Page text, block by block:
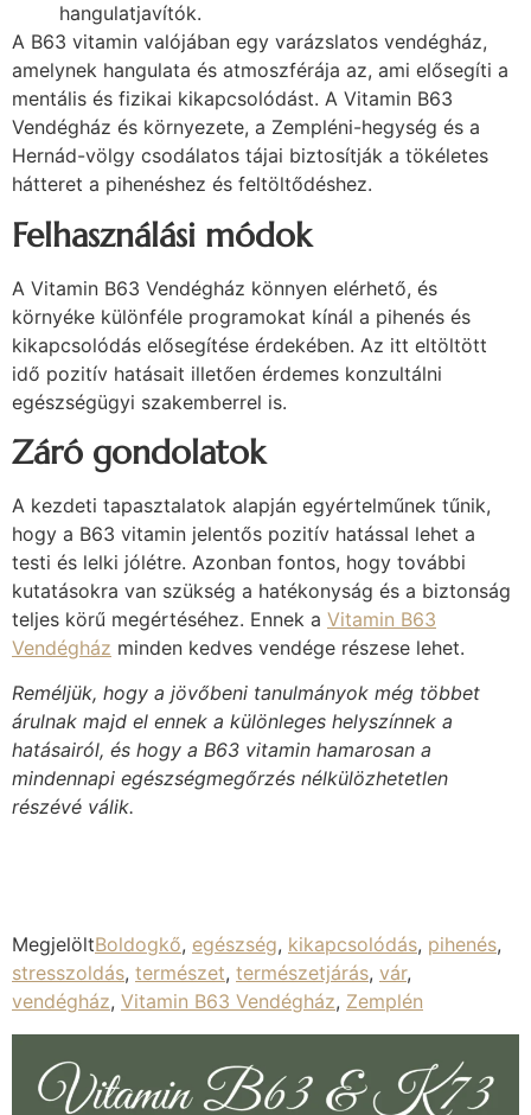
hangulatjavítók.
A B63 vitamin valójában egy varázslatos vendégház,
amelynek hangulata és atmoszférája az, ami elősegíti a
mentális és fizikai kikapcsolódást. A Vitamin B63
Vendégház és környezete, a Zempléni-hegység és a
Hernád-völgy csodálatos tájai biztosítják a tökéletes
hátteret a pihenéshez és feltöltődéshez.
Felhasználási módok
A Vitamin B63 Vendégház könnyen elérhető, és
környéke különféle programokat kínál a pihenés és
kikapcsolódás elősegítése érdekében. Az itt eltöltött
idő pozitív hatásait illetően érdemes konzultálni
egészségügyi szakemberrel is.
Záró gondolatok
A kezdeti tapasztalatok alapján egyértelműnek tűnik,
hogy a B63 vitamin jelentős pozitív hatással lehet a
testi és lelki jólétre. Azonban fontos, hogy további
kutatásokra van szükség a hatékonyság és a biztonság
teljes körű megértéséhez. Ennek a Vitamin B63
Vendégház minden kedves vendége részese lehet.
Reméljük, hogy a jövőbeni tanulmányok még többet
árulnak majd el ennek a különleges helyszínnek a
hatásairól, és hogy a B63 vitamin hamarosan a
mindennapi egészségmegőrzés nélkülözhetetlen
részévé válik.
MegjelöltBoldogkő, egészség, kikapcsolódás, pihenés,
stresszoldás, természet, természetjárás, vár,
vendégház, Vitamin B63 Vendégház, Zemplén